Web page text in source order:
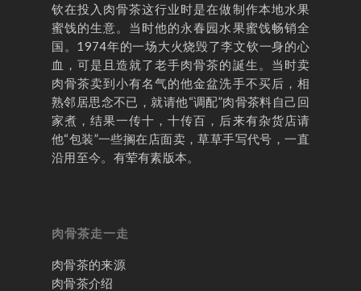
钦在投入肉骨茶这行业时是在做制作本地水果
蜜饯的生意。当时他的永春园水果蜜饯畅销全
国。1974年的一场大火烧毁了李文钦一身的心
血，可是且造就了老手肉骨茶的誕生。当时卖
肉骨茶卖到小有名气的他金盆洗手不买后，相
熟邻居思念不已，就请他“调配”肉骨茶料自己回
家煮，结果一传十，十传百，后来有杂货店请
他“包装”一些搁在店面卖，草草手写代号，一直
沿用至今。有荤有素版本。
肉骨茶走一走
肉骨茶的来源
肉骨茶介绍
首页
老手秘方历程
肉骨茶走一走